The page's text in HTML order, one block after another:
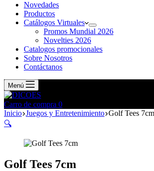
Novedades
Productos
Catálogos Virtuales
Promos Mundial 2026
Novelties 2026
Catalogos promocionales
Sobre Nosotros
Contáctanos
Menú
Carro de compra 0
Inicio Juegos y Entretenimiento Golf Tees 7cm
🔍
Golf Tees 7cm